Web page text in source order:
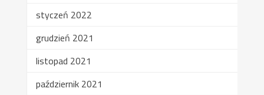
styczeń 2022
grudzień 2021
listopad 2021
październik 2021